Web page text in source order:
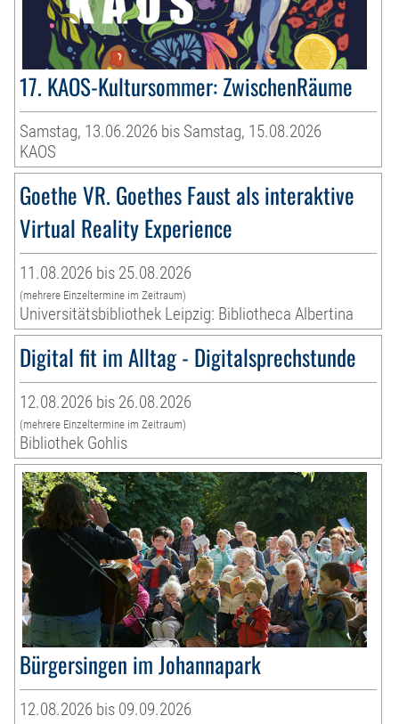
17. KAOS-Kultursommer: ZwischenRäume
Samstag, 13.06.2026 bis Samstag, 15.08.2026
KAOS
Goethe VR. Goethes Faust als interaktive
Virtual Reality Experience
11.08.2026 bis 25.08.2026
(mehrere Einzeltermine im Zeitraum)
Universitätsbibliothek Leipzig: Bibliotheca Albertina
Digital fit im Alltag - Digitalsprechstunde
12.08.2026 bis 26.08.2026
(mehrere Einzeltermine im Zeitraum)
Bibliothek Gohlis
Bürgersingen im Johannapark
12.08.2026 bis 09.09.2026